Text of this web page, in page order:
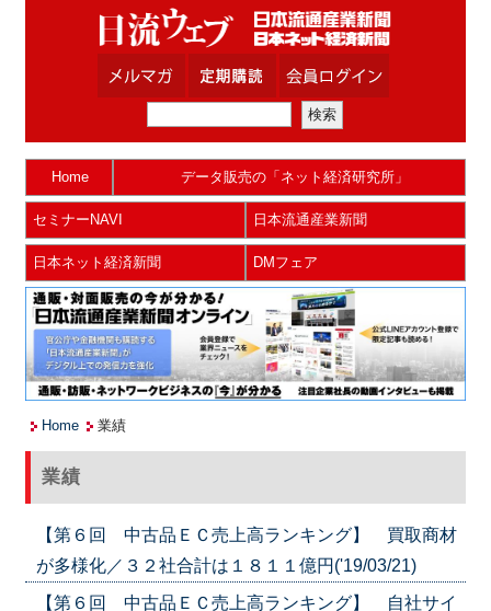
Home データ販売の「ネット経済研究所」
セミナーNAVI 日本流通産業新聞
日本ネット経済新聞 DMフェア
Home 業績
業績
【第６回 中古品ＥＣ売上高ランキング】 買取商材
が多様化／３２社合計は１８１１億円('19/03/21)
【第６回 中古品ＥＣ売上高ランキング】 自社サイ